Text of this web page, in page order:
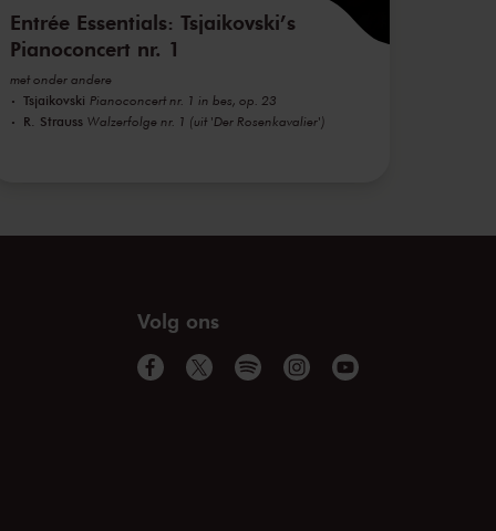
Entrée Essentials: Tsjaikovski’s
Pianoconcert nr. 1
met onder andere
Tsjaikovski Pianoconcert nr. 1 in bes, op. 23
R. Strauss Walzerfolge nr. 1 (uit 'Der Rosenkavalier')
Volg ons